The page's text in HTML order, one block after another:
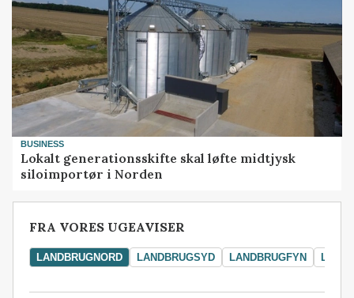
BUSINESS
Lokalt generationsskifte skal løfte midtjysk
siloimportør i Norden
FRA VORES UGEAVISER
LANDBRUGNORD LANDBRUGSYD LANDBRUGFYN